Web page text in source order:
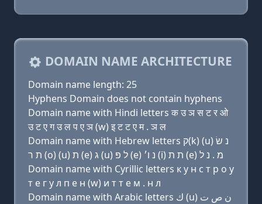
DOMAIN NAME ARCHITECTURE
Domain name length: 25
Hyphens Domain does not contain hyphens
Domain name with Hindi letters क उ ञ स ट र ओ
उ ट ए ग उ ल प ए ञ (w) इ ट ट ए म . ञ ल
Domain name with Hebrew letters ק(k) (u) נ שׂ
ת ר (ο) (u) ת (e) ג (u) ל פּ (e) נ ו׳ (i) ת ת (e) מ . נ ל
Domain name with Cyrillic letters к у н с т р о у
т e г у л п e н (w) и т т e м . н л
Domain name with Arabic letters ﻙ (u) ﻥ ﺹ ﺕ